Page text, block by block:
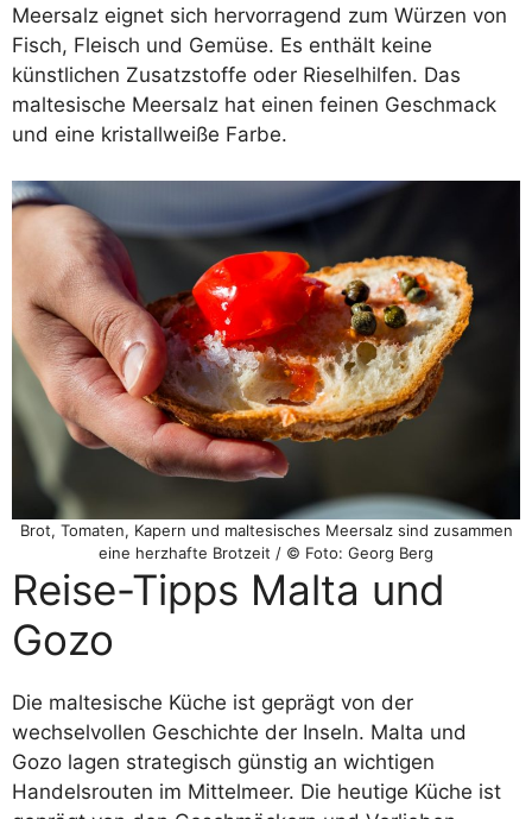
Meersalz eignet sich hervorragend zum Würzen von
Fisch, Fleisch und Gemüse. Es enthält keine
künstlichen Zusatzstoffe oder Rieselhilfen. Das
maltesische Meersalz hat einen feinen Geschmack
und eine kristallweiße Farbe.
Brot, Tomaten, Kapern und maltesisches Meersalz sind zusammen
eine herzhafte Brotzeit / © Foto: Georg Berg
Reise-Tipps Malta und
Gozo
Die maltesische Küche ist geprägt von der
wechselvollen Geschichte der Inseln. Malta und
Gozo lagen strategisch günstig an wichtigen
Handelsrouten im Mittelmeer. Die heutige Küche ist